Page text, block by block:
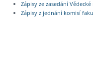
Zápisy ze zasedání Vědecké
Zápisy z jednání komisí